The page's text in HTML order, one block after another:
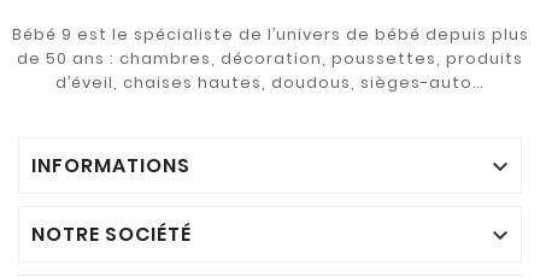
Bébé 9 est le spécialiste de l’univers de bébé depuis plus
de 50 ans : chambres, décoration, poussettes, produits
d’éveil, chaises hautes, doudous, sièges-auto…
INFORMATIONS 
NOTRE SOCIÉTÉ 